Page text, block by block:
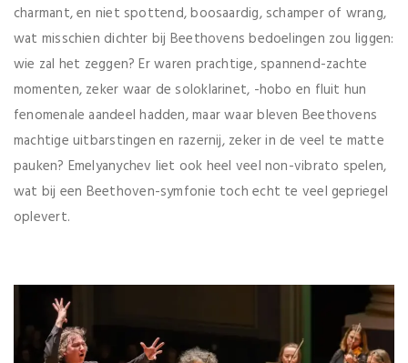
charmant, en niet spottend, boosaardig, schamper of wrang,
wat misschien dichter bij Beethovens bedoelingen zou liggen:
wie zal het zeggen? Er waren prachtige, spannend-zachte
momenten, zeker waar de soloklarinet, -hobo en fluit hun
fenomenale aandeel hadden, maar waar bleven Beethovens
machtige uitbarstingen en razernij, zeker in de veel te matte
pauken? Emelyanychev liet ook heel veel non-vibrato spelen,
wat bij een Beethoven-symfonie toch echt te veel gepriegel
oplevert.